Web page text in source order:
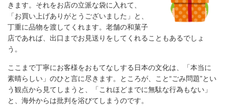
きます。それをお店の立派な袋に入れて、
「お買い上げありがとうございました」と、
丁重に品物を渡してくれます。老舗の和菓子
店であれば、出口までお見送りをしてくれることもあるでしょ
う。
ここまで丁寧にお客様をおもてなしする日本の文化は、「本当に
素晴らしい」のひと言に尽きます。ところが、こと“ごみ問題”とい
う観点から見てしまうと、「これほどまでに無駄な行為もない」
と、海外からは批判を浴びてしまうのです。